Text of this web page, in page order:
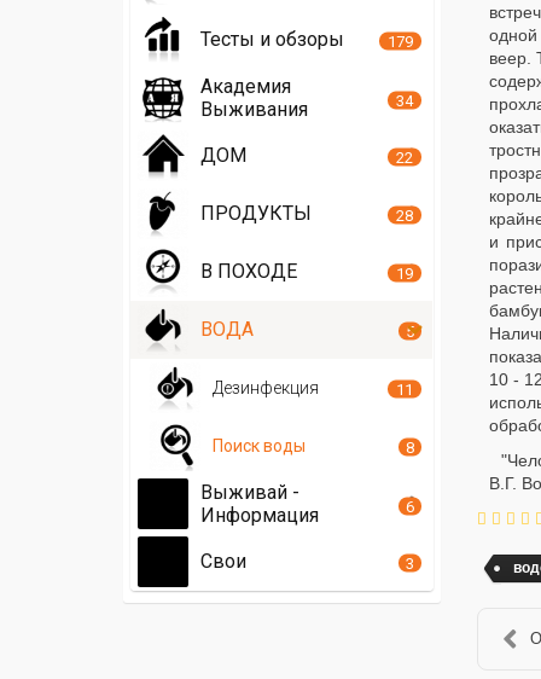
веер.
и
10 -
В.Г.
Тесты и обзоры 179
Академия
Выживания
34
ДОМ 22
ПРОДУКТЫ 28
В ПОХОДЕ 19
ВОДА 5
Дезинфекция 11
Поиск воды 8
Выживай -
Информация
6
Свои 3